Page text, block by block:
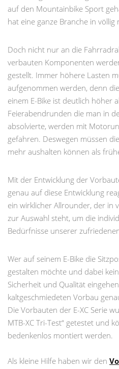
auf den Mountainbike Sport
hat eine ganze Branche in völlig
Doch nicht nur an die
verbauten Komponenten
gestellt. Immer höhere Lasten
aufgenommen werden, denn
einem E-Bike ist deutlich höher
Feierabendrunden die man in
absolvierte, werden mit
gefahren. Deswegen müssen
mehr aushalten können als
Mit der Entwicklung der
genau auf diese Entwicklung
ein wirklicher Allrounder, der in
zur Auswahl steht, um die
Bedürfnisse unserer
Wer auf seinem E-Bike die
gestalten möchte und dabei
Sicherheit und Qualität
kaltgeschmiedeten Vorbau
Die Vorbauten der E-XC Serie
MTB-XC Tri-Test“ getestet und
bedenkenlos montiert werden.
Als kleine Hilfe haben wir den